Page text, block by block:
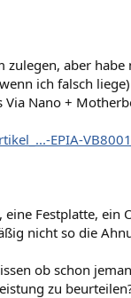
aber habe
ich falsch
Nano +
EPIA-
Festplatte,
nicht so die
ob schon
zu